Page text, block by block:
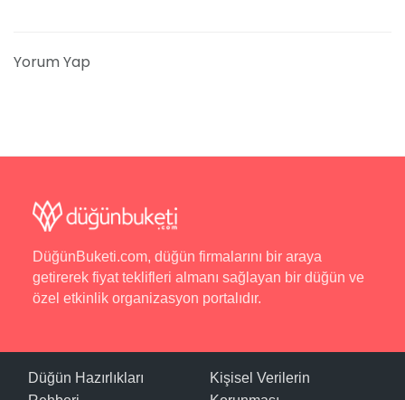
Yorum Yap
DüğünBuketi.com, düğün firmalarını bir araya
getirerek fiyat teklifleri almanı sağlayan bir düğün ve
özel etkinlik organizasyon portalıdır.
Düğün Hazırlıkları
Kişisel Verilerin